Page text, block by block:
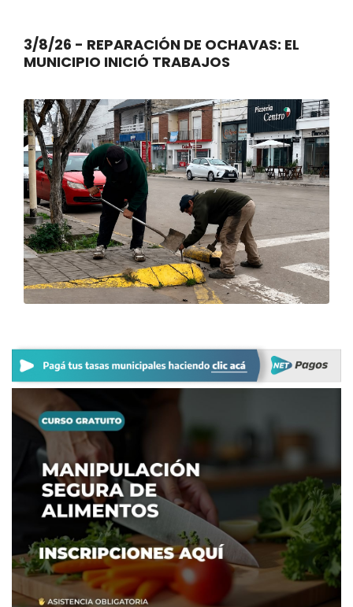
3/8/26 - REPARACIÓN DE OCHAVAS: EL
MUNICIPIO INICIÓ TRABAJOS